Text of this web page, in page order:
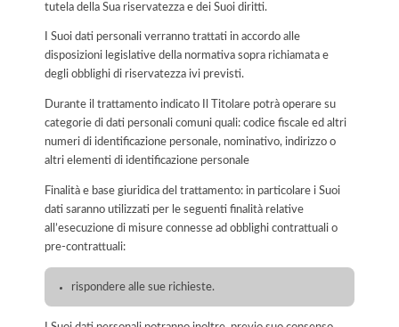
tutela della Sua riservatezza e dei Suoi diritti.
I Suoi dati personali verranno trattati in accordo alle
disposizioni legislative della normativa sopra richiamata e
degli obblighi di riservatezza ivi previsti.
Durante il trattamento indicato Il Titolare potrà operare su
categorie di dati personali comuni quali: codice fiscale ed altri
numeri di identificazione personale, nominativo, indirizzo o
altri elementi di identificazione personale
Finalità e base giuridica del trattamento: in particolare i Suoi
dati saranno utilizzati per le seguenti finalità relative
all’esecuzione di misure connesse ad obblighi contrattuali o
pre-contrattuali:
rispondere alle sue richieste.